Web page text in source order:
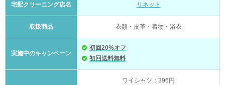
宅配クリーニング店名 リネット
取扱商品 衣類・皮革・着物・浴衣
実施中のキャンペーン
初回20%オフ
初回送料無料
ワイシャツ：396円